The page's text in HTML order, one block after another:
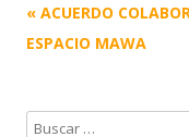
Post
navigation
« ACUERDO
ESPACIO MAWA